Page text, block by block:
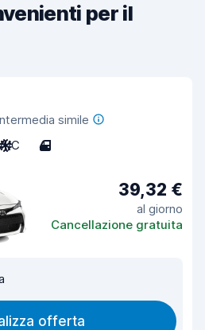
per il
simile
A/C 4
39,32 €
al giorno
Cancellazione gratuita
offerta